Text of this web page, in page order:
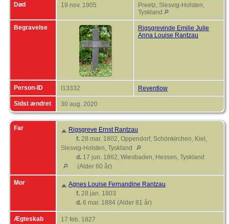
Død 19 nov. 1905
Preetz, Slesvig-Holsten,
Tyskland
Begravelse
Rigsgrevinde Emilie Julie
Anna Louise Rantzau
Person-ID I13332 Reventlow
Sidst ændret 30 aug. 2020
Far
Rigsgreve Ernst Rantzau
f. 28 mar. 1802, Oppendorf, Schönkirchen, Kiel,
Slesvig-Holsten, Tyskland
d. 17 jun. 1862, Wiesbaden, Hessen, Tyskland
(Alder 60 år)
Mor
Agnes Louise Fernandine Rantzau
f. 28 jan. 1803
d. 6 mar. 1884 (Alder 81 år)
Ægteskab 17 feb. 1827